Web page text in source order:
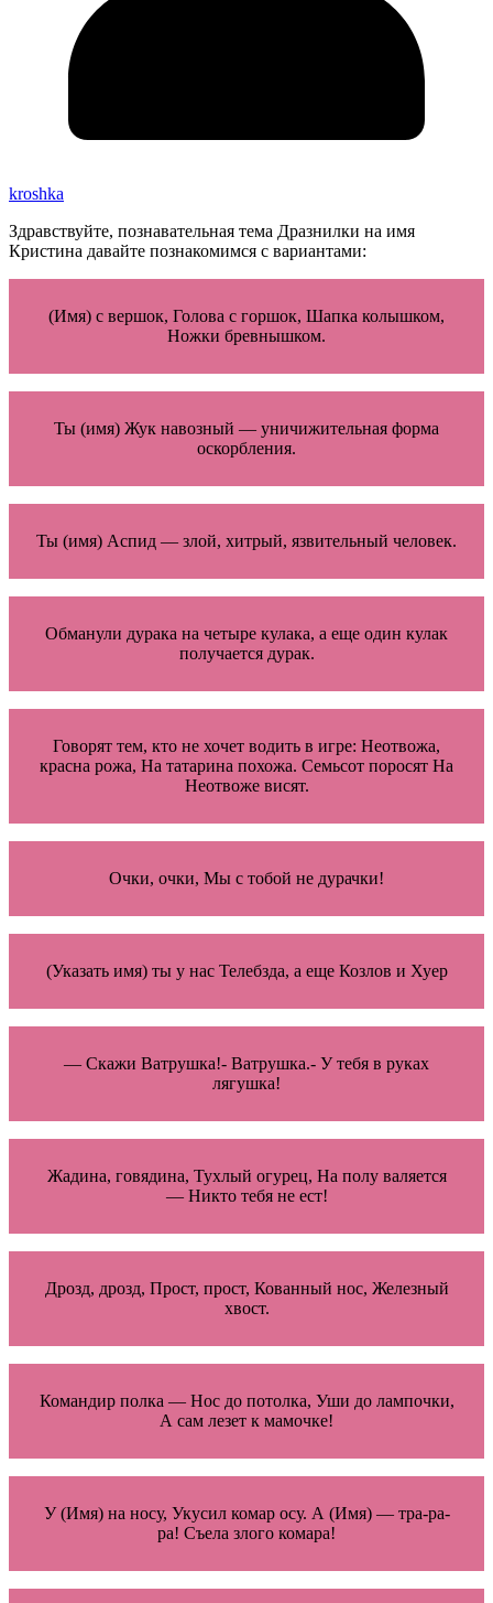
kroshka
Здравствуйте, познавательная тема Дразнилки на имя
Кристина давайте познакомимся с вариантами:
(Имя) с вершок, Голова с горшок, Шапка колышком,
Ножки бревнышком.
Ты (имя) Жук навозный — уничижительная форма
оскорбления.
Ты (имя) Аспид — злой, хитрый, язвительный человек.
Обманули дурака на четыре кулака, а еще один кулак
получается дурак.
Говорят тем, кто не хочет водить в игре: Неотвожа,
красна рожа, На татарина похожа. Семьсот поросят На
Неотвоже висят.
Очки, очки, Мы с тобой не дурачки!
(Указать имя) ты у нас Телебзда, а еще Козлов и Хуер
— Скажи Ватрушка!- Ватрушка.- У тебя в руках
лягушка!
Жадина, говядина, Тухлый огурец, На полу валяется
— Никто тебя не ест!
Дрозд, дрозд, Прост, прост, Кованный нос, Железный
хвост.
Командир полка — Нос до потолка, Уши до лампочки,
А сам лезет к мамочке!
У (Имя) на носу, Укусил комар осу. А (Имя) — тра-ра-
ра! Съела злого комара!